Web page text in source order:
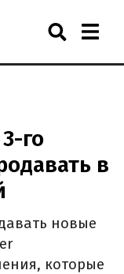
го
в
новые
которые